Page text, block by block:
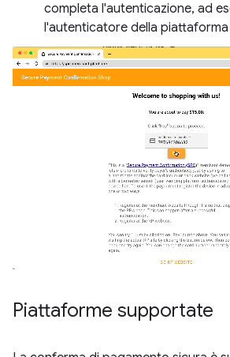
completa l'autenticazione, ad
l'autenticatore della
Piattaforme supportate